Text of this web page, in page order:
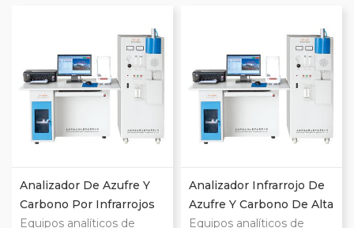
Analizador De Azufre Y
Carbono Por Infrarrojos
De Alta Frecuencia CS-
Equipos analíticos de
Analizador Infrarrojo De
Azufre Y Carbono De Alta
Frecuencia Para La
Equipos analíticos de